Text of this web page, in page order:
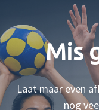
Mis
Laat maar even
nog